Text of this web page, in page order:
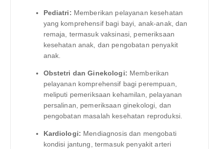
Pediatri: Memberikan pelayanan kesehatan
yang komprehensif bagi bayi, anak-anak, dan
remaja, termasuk vaksinasi, pemeriksaan
kesehatan anak, dan pengobatan penyakit
anak.
Obstetri dan Ginekologi: Memberikan
pelayanan komprehensif bagi perempuan,
meliputi pemeriksaan kehamilan, pelayanan
persalinan, pemeriksaan ginekologi, dan
pengobatan masalah kesehatan reproduksi.
Kardiologi: Mendiagnosis dan mengobati
kondisi jantung, termasuk penyakit arteri